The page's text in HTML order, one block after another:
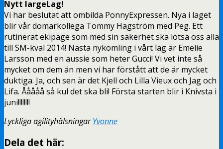
Nytt largeLag!
Vi har beslutat att ombilda PonnyExpressen. Nya i laget
blir vår domarkollega Tommy Hagström med Peg. Ett
rutinerat ekipage som med sin säkerhet ska lotsa oss alla
till SM-kval 2014! Nästa nykomling i vårt lag är Emelie
Larsson med en aussie som heter Gucci! Vi vet inte så
mycket om dem än men vi har förstått att de är mycket
duktiga. Ja, och sen är det Kjell och Lilla Vieux och Jag och
Lifa. Ååååå så kul det ska bli! Första starten blir i Knivsta i
juni!!!!!!!!
Lyckliga agilityhälsningarYvonne
Dela det här: